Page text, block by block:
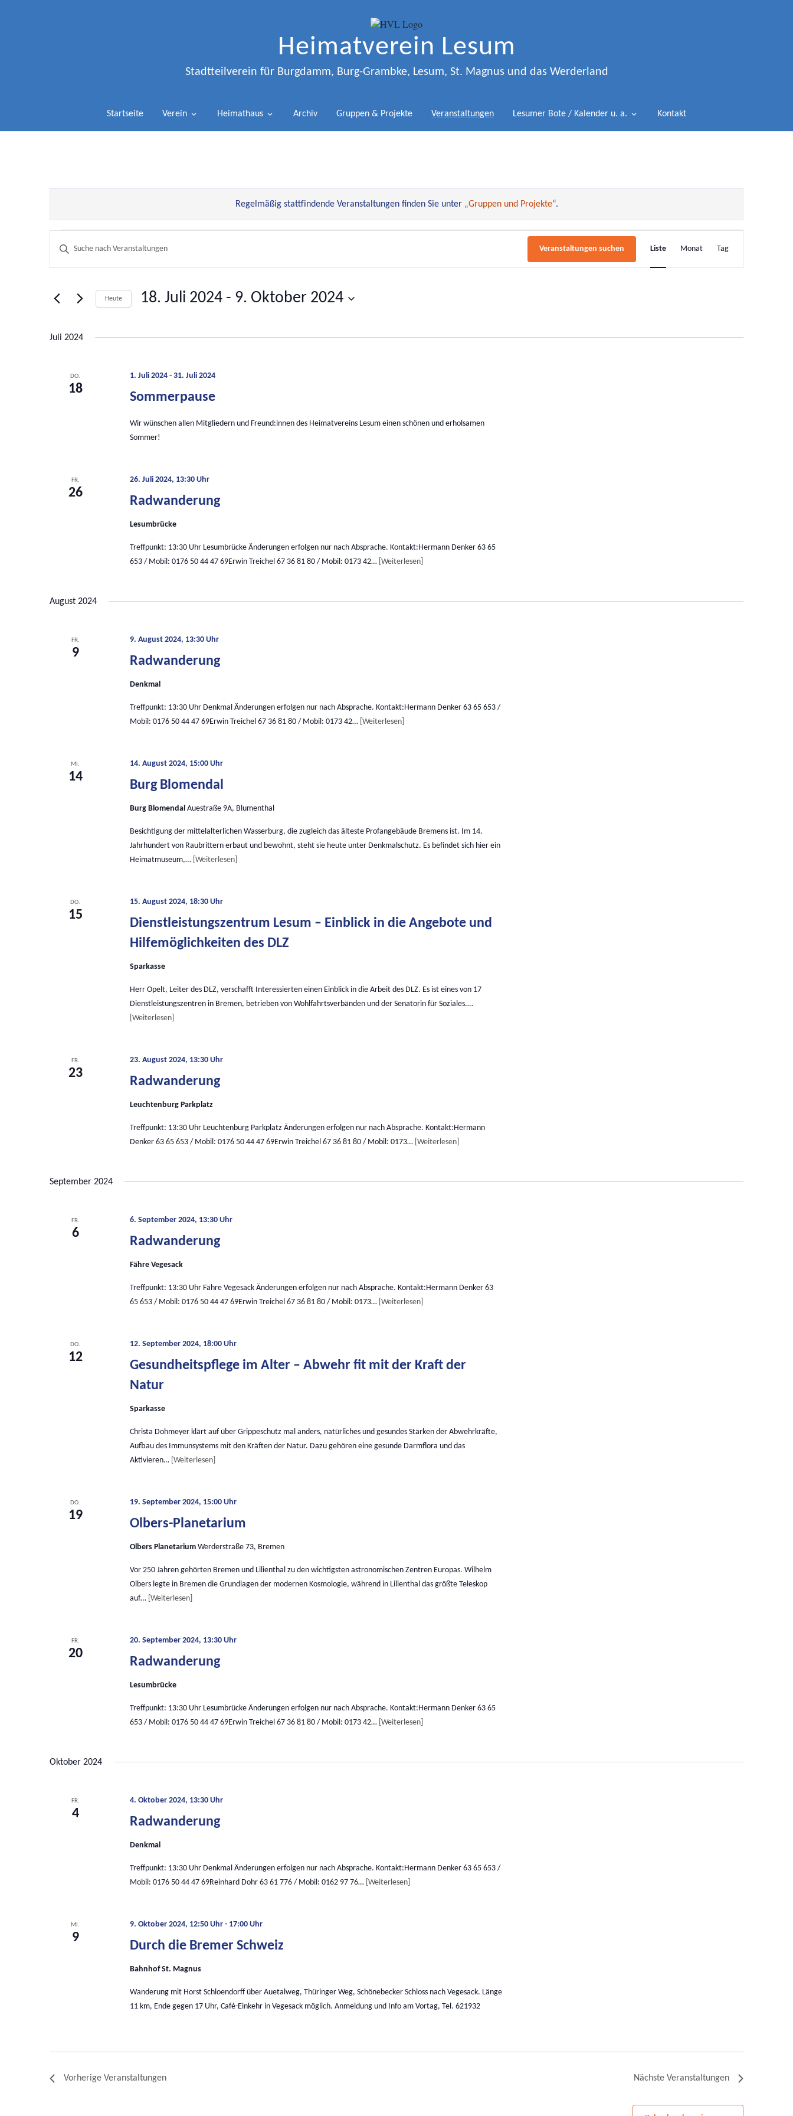
Heimatverein Lesum
Stadtteilverein für Burgdamm, Burg-Grambke, Lesum, St. Magnus und das Werderland
Startseite Verein Heimathaus Archiv Gruppen & Projekte Veranstaltungen Lesumer Bote / Kalender u. a. Kontakt
Regelmäßig stattfindende Veranstaltungen finden Sie unter „Gruppen und Projekte“.
Suche
Ansichten,
Navigation
Bitte
Schlüsselwort
Veranstaltungen
Schlüsselwort.
Veranstaltungen suchen
Ansichten-
Liste Monat Tag
Heute 18. Juli 2024 - 9. Oktober 2024
Juli 2024
DO.
18
Sommerpause
1. Juli 2024- 31. Juli 2024
Wir wünschen allen Mitgliedern und Freund:innen des Heimatvereins Lesum einen schönen und erholsamen
Sommer!
FR.
26
Radwanderung
26. Juli 2024, 13:30 Uhr
Lesumbrücke
Treffpunkt: 13:30 Uhr Lesumbrücke Änderungen erfolgen nur nach Absprache. Kontakt:Hermann Denker 63 65
653 / Mobil: 0176 50 44 47 69Erwin Treichel 67 36 81 80 / Mobil: 0173 42… Weiterlesen
August 2024
FR.
9
Radwanderung
9. August 2024, 13:30 Uhr
Denkmal
Treffpunkt: 13:30 Uhr Denkmal Änderungen erfolgen nur nach Absprache. Kontakt:Hermann Denker 63 65 653 /
Mobil: 0176 50 44 47 69Erwin Treichel 67 36 81 80 / Mobil: 0173 42… Weiterlesen
MI.
14
Burg Blomendal
14. August 2024, 15:00 Uhr
Burg Blomendal Auestraße 9A, Blumenthal
Besichtigung der mittelalterlichen Wasserburg, die zugleich das älteste Profangebäude Bremens ist. Im 14.
Jahrhundert von Raubrittern erbaut und bewohnt, steht sie heute unter Denkmalschutz. Es befindet sich hier ein
Heimatmuseum,… Weiterlesen
DO.
15
Dienstleistungszentrum Lesum – Einblick in die Angebote und
Hilfemöglichkeiten des DLZ
15. August 2024, 18:30 Uhr
Sparkasse
Herr Opelt, Leiter des DLZ, verschafft Interessierten einen Einblick in die Arbeit des DLZ. Es ist eines von 17
Dienstleistungszentren in Bremen, betrieben von Wohlfahrtsverbänden und der Senatorin für Soziales.…
Weiterlesen
FR.
23
Radwanderung
23. August 2024, 13:30 Uhr
Leuchtenburg Parkplatz
Treffpunkt: 13:30 Uhr Leuchtenburg Parkplatz Änderungen erfolgen nur nach Absprache. Kontakt:Hermann
Denker 63 65 653 / Mobil: 0176 50 44 47 69Erwin Treichel 67 36 81 80 / Mobil: 0173… Weiterlesen
September 2024
FR.
6
Radwanderung
6. September 2024, 13:30 Uhr
Fähre Vegesack
Treffpunkt: 13:30 Uhr Fähre Vegesack Änderungen erfolgen nur nach Absprache. Kontakt:Hermann Denker 63
65 653 / Mobil: 0176 50 44 47 69Erwin Treichel 67 36 81 80 / Mobil: 0173… Weiterlesen
DO.
12
Gesundheitspflege im Alter – Abwehr fit mit der Kraft der
Natur
12. September 2024, 18:00 Uhr
Sparkasse
Christa Dohmeyer klärt auf über Grippeschutz mal anders, natürliches und gesundes Stärken der Abwehrkräfte,
Aufbau des Immunsystems mit den Kräften der Natur. Dazu gehören eine gesunde Darmflora und das
Aktivieren… Weiterlesen
DO.
19
Olbers-Planetarium
19. September 2024, 15:00 Uhr
Olbers Planetarium Werderstraße 73, Bremen
Vor 250 Jahren gehörten Bremen und Lilienthal zu den wichtigsten astronomischen Zentren Europas. Wilhelm
Olbers legte in Bremen die Grundlagen der modernen Kosmologie, während in Lilienthal das größte Teleskop
auf… Weiterlesen
FR.
20
Radwanderung
20. September 2024, 13:30 Uhr
Lesumbrücke
Treffpunkt: 13:30 Uhr Lesumbrücke Änderungen erfolgen nur nach Absprache. Kontakt:Hermann Denker 63 65
653 / Mobil: 0176 50 44 47 69Erwin Treichel 67 36 81 80 / Mobil: 0173 42… Weiterlesen
Oktober 2024
FR.
4
Radwanderung
4. Oktober 2024, 13:30 Uhr
Denkmal
Treffpunkt: 13:30 Uhr Denkmal Änderungen erfolgen nur nach Absprache. Kontakt:Hermann Denker 63 65 653 /
Mobil: 0176 50 44 47 69Reinhard Dohr 63 61 776 / Mobil: 0162 97 76… Weiterlesen
MI.
9
Durch die Bremer Schweiz
9. Oktober 2024, 12:50 Uhr- 17:00 Uhr
Bahnhof St. Magnus
Wanderung mit Horst Schloendorff über Auetalweg, Thüringer Weg, Schönebecker Schloss nach Vegesack. Länge
11 km, Ende gegen 17 Uhr, Café-Einkehr in Vegesack möglich. Anmeldung und Info am Vortag, Tel. 621932
Vorherige Veranstaltungen Nächste Veranstaltungen